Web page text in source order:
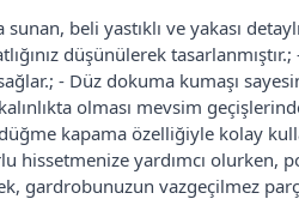
sunan, beli yastıklı ve yakası
düşünülerek
- Düz dokuma kumaşı
olması mevsim
kapama özelliğiyle kolay
yardımcı olurken,
gardrobunuzun vazgeçilmez